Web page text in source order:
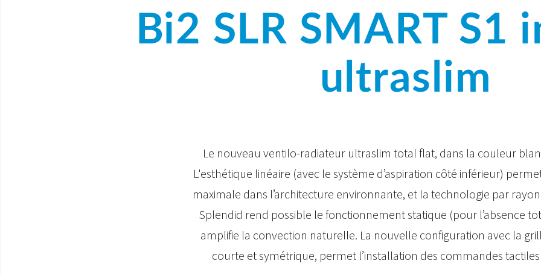
Bi2 SLR SMART S1
ultraslim
Le nouveau ventilo-radiateur ultraslim total flat, dans la couleur
L'esthétique linéaire (avec le système d’aspiration côté inférieur)
maximale dans l’architecture environnante, et la technologie par
Splendid rend possible le fonctionnement statique (pour l’absence
amplifie la convection naturelle. La nouvelle configuration avec la
courte et symétrique, permet l’installation des commandes